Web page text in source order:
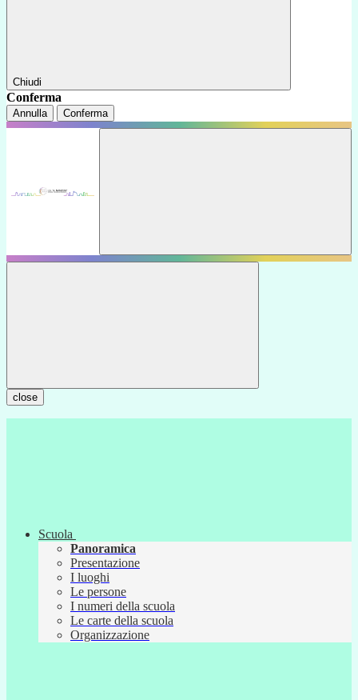
Chiudi
Conferma
Annulla Conferma
close
Scuola
Panoramica
Presentazione
I luoghi
Le persone
I numeri della scuola
Le carte della scuola
Organizzazione